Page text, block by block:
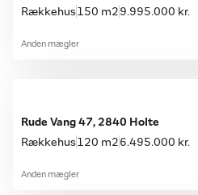
Rækkehus150 m2 9.995.000 kr.
Anden mægler
Rude Vang 47, 2840 Holte
Rækkehus120 m2 6.495.000 kr.
Anden mægler